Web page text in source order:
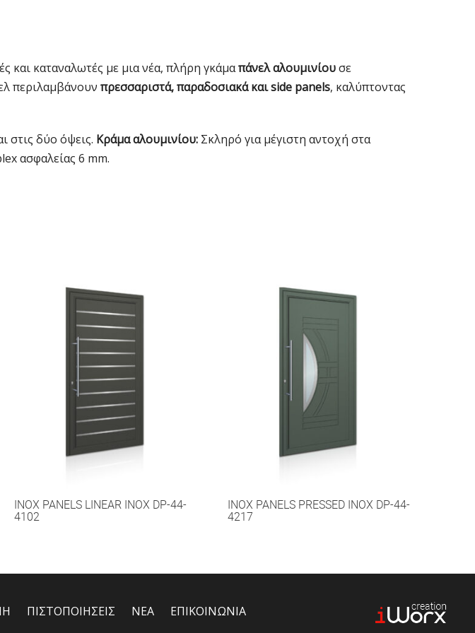
και καταναλωτές με μια νέα, πλήρη γκάμαπάνελ αλουμινίουσε
περιλαμβάνουν πρεσσαριστά, παραδοσιακά και side panels, καλύπτοντας
στις δύο όψεις. Κράμα αλουμινίου: Σκληρό για μέγιστη αντοχή στα
ασφαλείας 6 mm.
INOX PANELS LINEAR INOX DP-44-
4102
INOX PANELS PRESSED INOX DP-44-
4217
ΠΙΣΤΟΠΟΙΗΣΕΙΣ ΝΕΑ ΕΠΙΚΟΙΝΩΝΙΑ